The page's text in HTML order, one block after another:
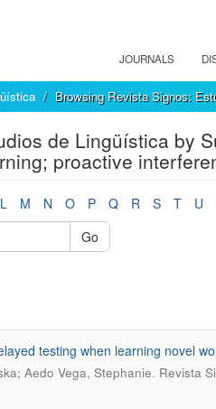
JOURNALS
Browsing Revista Signos:
de Lingüística by
proactive
L M N O P Q R S T U
Go
testing when learning novel
Aedo Vega, Stephanie. Revista